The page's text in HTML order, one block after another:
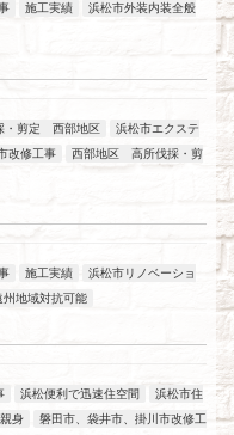
施工実績
浜松市外装内装全般
・剪定 西部地区
浜松市エクステ
改修工事
西部地区 高所伐採・剪
施工実績
浜松市リノベーショ
州地域対抗可能
浜松便利で迅速住空間
浜松市住
身
磐田市、袋井市、掛川市改修工